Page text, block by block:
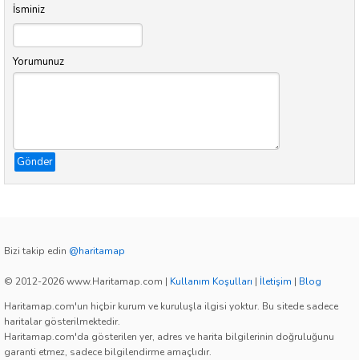
İsminiz
Yorumunuz
Gönder
Bizi takip edin @haritamap
© 2012-2026 www.Haritamap.com | Kullanım Koşulları | İletişim | Blog
Haritamap.com'un hiçbir kurum ve kuruluşla ilgisi yoktur. Bu sitede sadece
haritalar gösterilmektedir.
Haritamap.com'da gösterilen yer, adres ve harita bilgilerinin doğruluğunu
garanti etmez, sadece bilgilendirme amaçlıdır.